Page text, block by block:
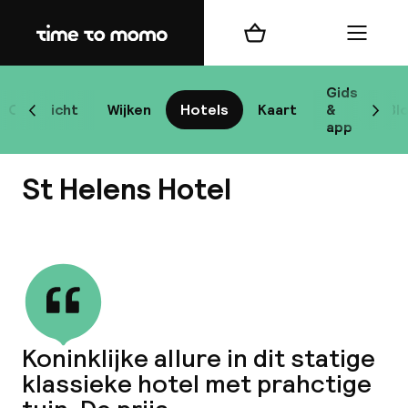
Home
Overzicht Wijken Hotels Kaart
Gids
&
app
Scroll naar links
Winkelmand Menu
St Helens Hotel
Koninklijke allure in dit statige
klassieke hotel met prahctige